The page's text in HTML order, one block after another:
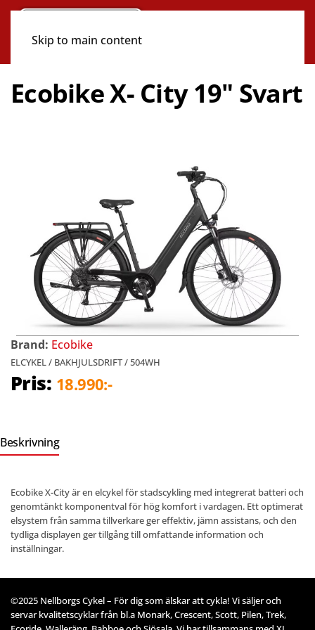
Skip to main content
Ecobike X- City 19" Svart
Brand: Ecobike
ELCYKEL / BAKHJULSDRIFT / 504WH
Pris: 18.990:-
Beskrivning
Ecobike X-City är en elcykel för stadscykling med integrerat batteri och
genomtänkt komponentval för hög komfort i vardagen. Ett optimerat
elsystem från samma tillverkare ger effektiv, jämn assistans, och den
tydliga displayen ger tillgång till omfattande information och
inställningar.
©2025 Nellborgs Cykel – För dig som älskar att cykla! Vi säljer och
servar kvalitetscyklar från bl.a Monark, Crescent, Scott, Pilen, Trek,